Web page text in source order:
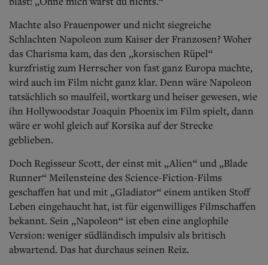
Machte also Frauenpower und nicht siegreiche
Schlachten Napoleon zum Kaiser der Franzosen? Woher
das Charisma kam, das den „korsischen Rüpel“
kurzfristig zum Herrscher von fast ganz Europa machte,
wird auch im Film nicht ganz klar. Denn wäre Napoleon
tatsächlich so maulfeil, wortkarg und heiser gewesen, wie
ihn Hollywoodstar Joaquin Phoenix im Film spielt, dann
wäre er wohl gleich auf Korsika auf der Strecke
geblieben.
Doch Regisseur Scott, der einst mit „Alien“ und „Blade
Runner“ Meilensteine des Science-Fiction-Films
geschaffen hat und mit „Gladiator“ einem antiken Stoff
Leben eingehaucht hat, ist für eigenwilliges Filmschaffen
bekannt. Sein „Napoleon“ ist eben eine anglophile
Version: weniger südländisch impulsiv als britisch
abwartend. Das hat durchaus seinen Reiz.